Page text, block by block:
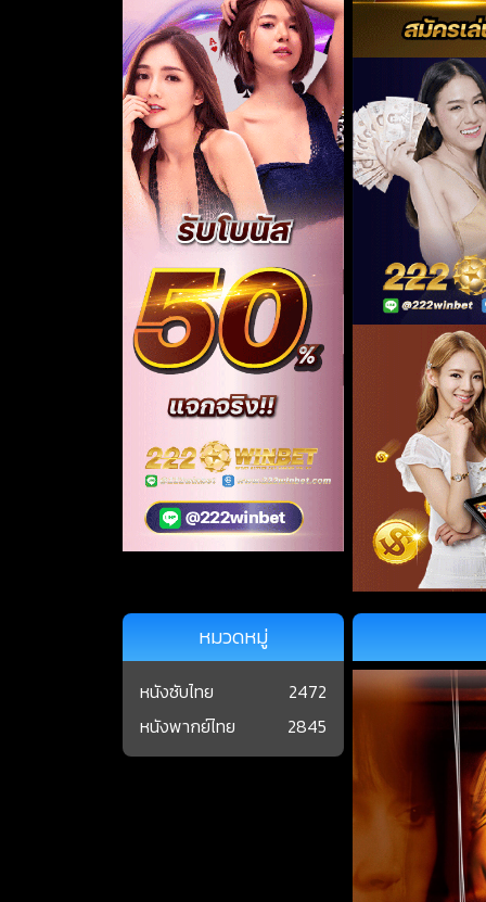
หมวดหมู่
หนังซับไทย
2472
หนังพากย์ไทย
2845